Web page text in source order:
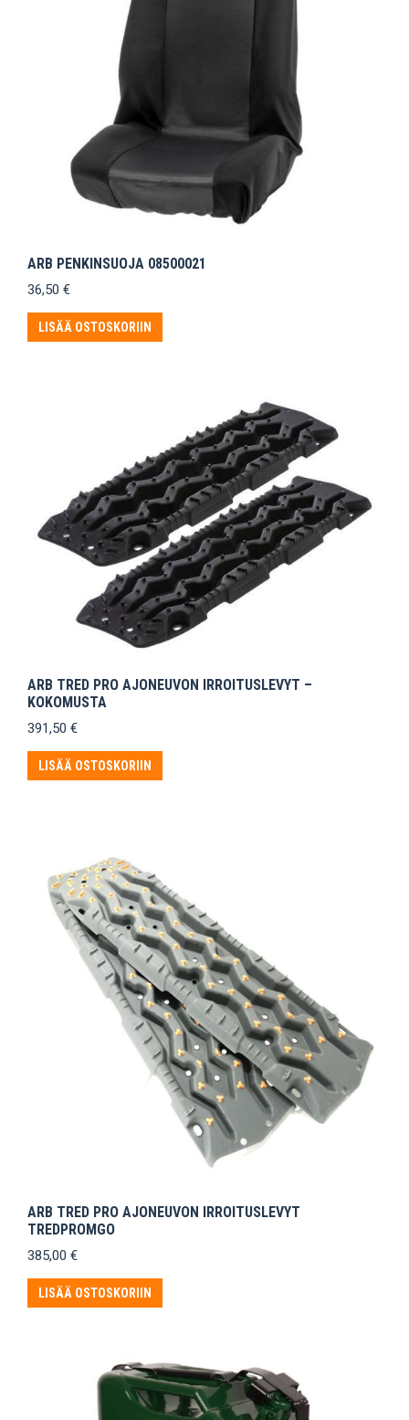
ARB PENKINSUOJA 08500021
36,50 €
LISÄÄ OSTOSKORIIN
ARB TRED PRO AJONEUVON IRROITUSLEVYT –
KOKOMUSTA
391,50 €
LISÄÄ OSTOSKORIIN
ARB TRED PRO AJONEUVON IRROITUSLEVYT
TREDPROMGO
385,00 €
LISÄÄ OSTOSKORIIN